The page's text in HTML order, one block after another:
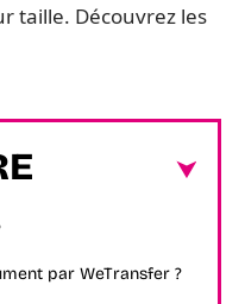
taille. Découvrez les
par WeTransfer ?